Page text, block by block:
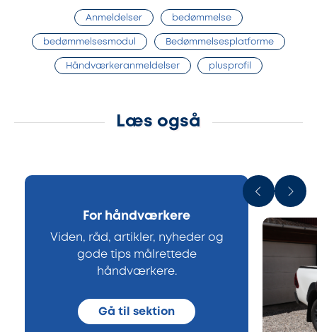
Anmeldelser bedømmelse
bedømmelsesmodul Bedømmelsesplatforme
Håndværkeranmeldelser plusprofil
Læs også
For håndværkere
Viden, råd, artikler, nyheder og
gode tips målrettede
håndværkere.
Gå til sektion